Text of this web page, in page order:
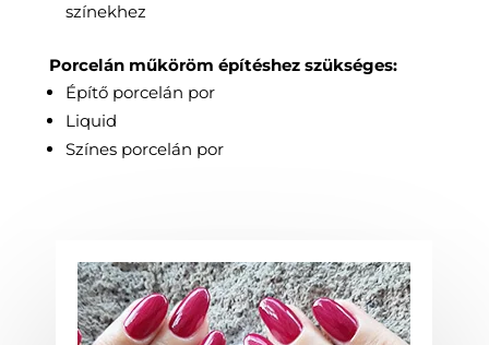
színekhez
Porcelán műköröm építéshez szükséges:
Építő porcelán por
Liquid
Színes porcelán por